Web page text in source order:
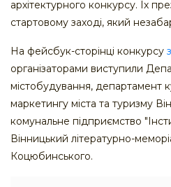
архітектурного конкурсу. Їх
стартовому заході, який
На фейсбук-сторінці конкурсу
організаторами виступили
містобудування, департамент
маркетингу міста та туризму
комунальне підприємство
Вінницький літературно-
Коцюбинського.